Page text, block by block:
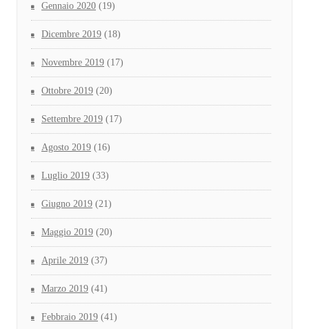
Gennaio 2020 (19)
Dicembre 2019 (18)
Novembre 2019 (17)
Ottobre 2019 (20)
Settembre 2019 (17)
Agosto 2019 (16)
Luglio 2019 (33)
Giugno 2019 (21)
Maggio 2019 (20)
Aprile 2019 (37)
Marzo 2019 (41)
Febbraio 2019 (41)